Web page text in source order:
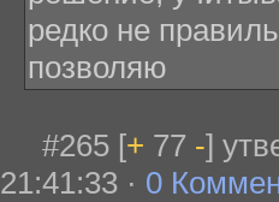
редко не
позволяю
#265 [+ 77 -]
21:41:33 · 0